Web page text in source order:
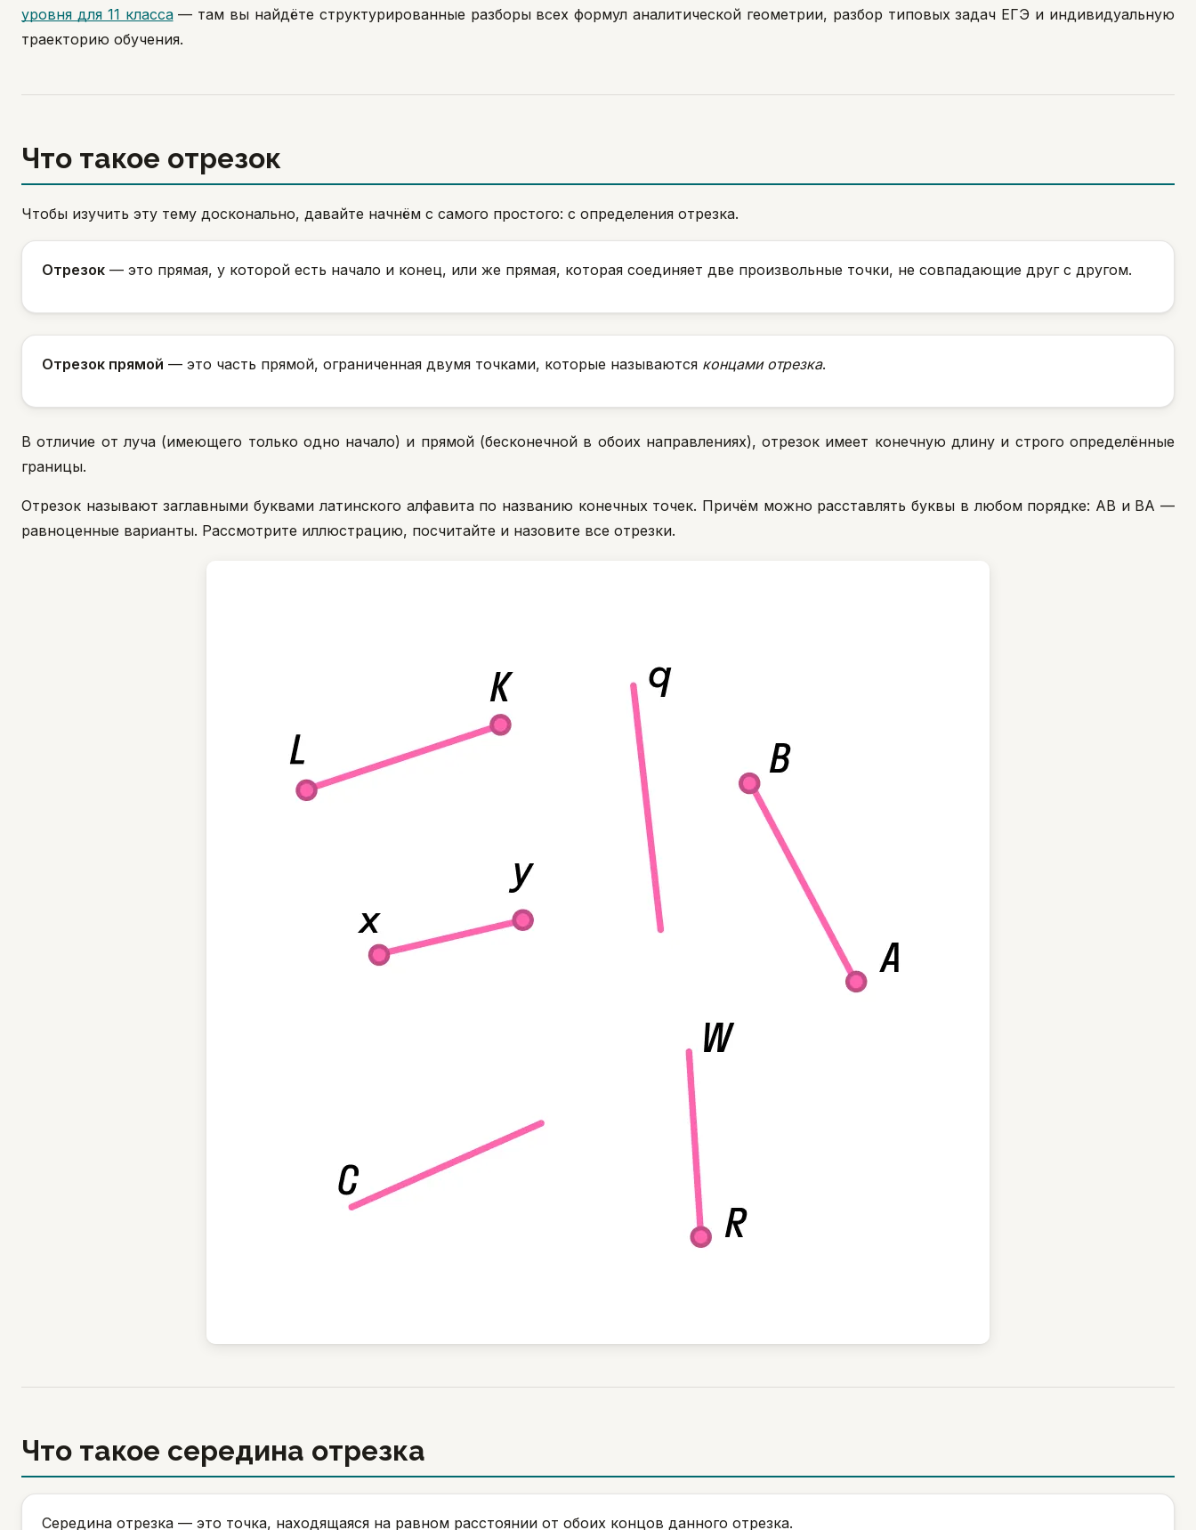
уровня для 11 класса— там вы найдёте структурированные разборы всех формул аналитической геометрии, разбор типовых задач ЕГЭ и индивидуальную
траекторию обучения.
Что такое отрезок
Чтобы изучить эту тему досконально, давайте начнём с самого простого: с определения отрезка.
Отрезок — это прямая, у которой есть начало и конец, или же прямая, которая соединяет две произвольные точки, не совпадающие друг с другом.
Отрезок прямой — это часть прямой, ограниченная двумя точками, которые называются концами отрезка.
В отличие от луча (имеющего только одно начало) и прямой (бесконечной в обоих направлениях), отрезок имеет конечную длину и строго определённые
границы.
Отрезок называют заглавными буквами латинского алфавита по названию конечных точек. Причём можно расставлять буквы в любом порядке: АВ и ВА —
равноценные варианты. Рассмотрите иллюстрацию, посчитайте и назовите все отрезки.
Что такое середина отрезка
Середина отрезка — это точка, находящаяся на равном расстоянии от обоих концов данного отрезка.